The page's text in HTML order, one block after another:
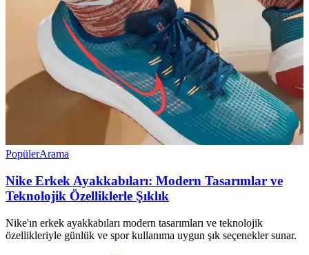
PopülerArama
Nike Erkek Ayakkabıları: Modern Tasarımlar ve
Teknolojik Özelliklerle Şıklık
Nike'ın erkek ayakkabıları modern tasarımları ve teknolojik
özellikleriyle günlük ve spor kullanıma uygun şık seçenekler sunar.